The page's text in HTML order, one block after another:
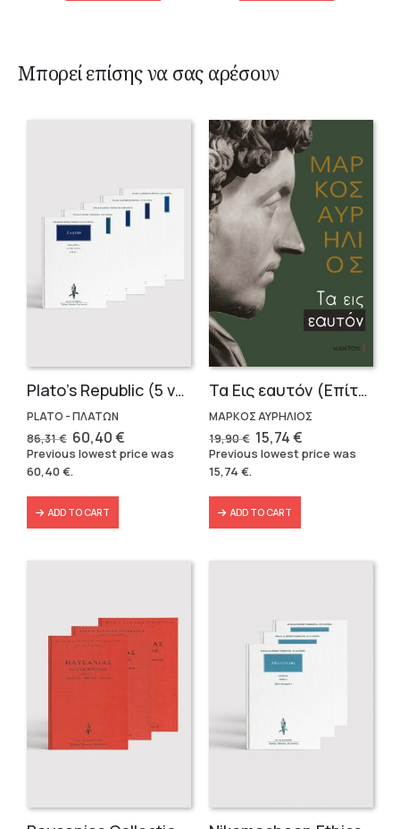
Μπορεί επίσης να σας αρέσουν
Plato’s Republic (5 volumes)
PLATO - ΠΛΑΤΩΝ
86,31€ Original
price
was:
86,31 €.
60,40€Current
price
is:
Previous lowest price was
60,40€.
ADD TO CART
Τα Εις εαυτόν (Επίτομο) – Μάρκος Αυρήλιος
ΜΑΡΚΟΣ ΑΥΡΗΛΙΟΣ
19,90€ Original
price
was:
15,74€Current
price
is:
Previous lowest price was
15,74 €.
ADD TO CART